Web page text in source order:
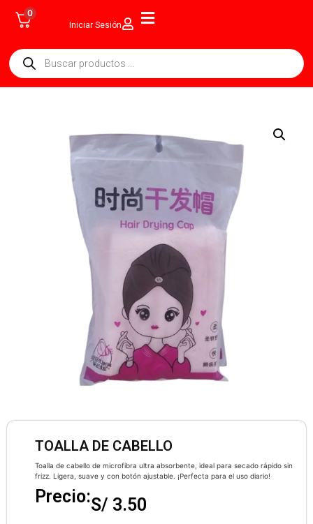
0
Iniciar Sesión
TOALLA DE CABELLO
Toalla de cabello de microfibra ultra absorbente, ideal para secado rápido sin
frizz. Ligera, suave y con botón ajustable. ¡Perfecta para el uso diario!
Precio:S/ 3.50